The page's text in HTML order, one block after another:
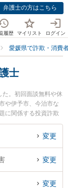
弁護士の方はこちら
履歴 マイリスト ログイン
愛媛県で詐欺・消費
士
。初回面談無料や休
や伊予市、今治市な
に関係する投資詐欺
き便利です。特に弁
事務所の中村 大祐弁
ルチ商法被害のトラ
相談無料でマルチ商
い』などでお困りの
変更
変更
変更